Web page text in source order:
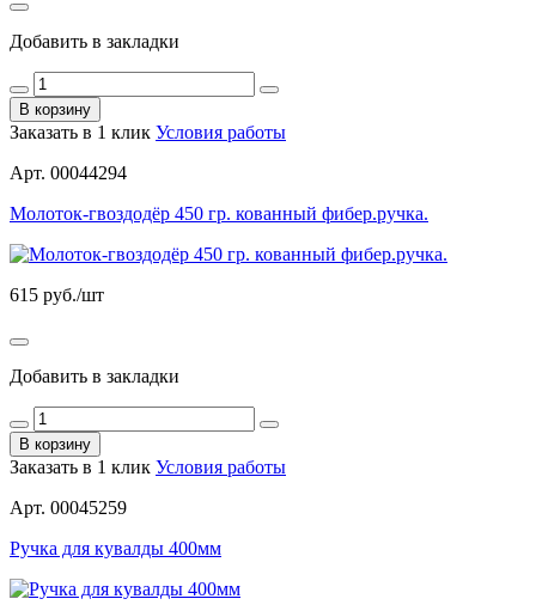
Добавить в закладки
В корзину
Заказать в 1 клик Условия работы
Арт. 00044294
Молоток-гвоздодёр 450 гр. кованный фибер.ручка.
615 руб./шт
Добавить в закладки
В корзину
Заказать в 1 клик Условия работы
Арт. 00045259
Ручка для кувалды 400мм